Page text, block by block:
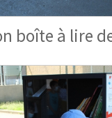
boîte à lire